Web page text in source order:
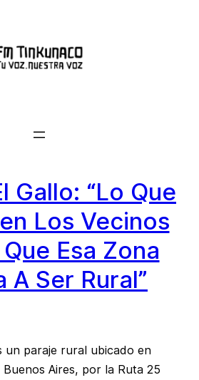
Gallo: “Lo Que
Los Vecinos
Esa Zona
A Ser Rural”
un paraje rural ubicado en
Aires, por la Ruta 25